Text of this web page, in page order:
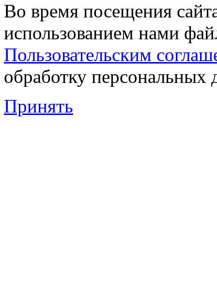
Во время посещения
использованием нами
Пользовательским
обработку персональных
Принять